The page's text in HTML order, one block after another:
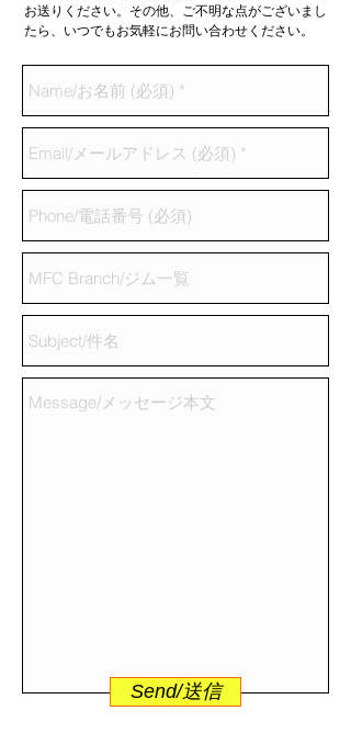
お送りください。その他、ご不明な点がございまし
たら、いつでもお気軽にお問い合わせください。
Send/送信